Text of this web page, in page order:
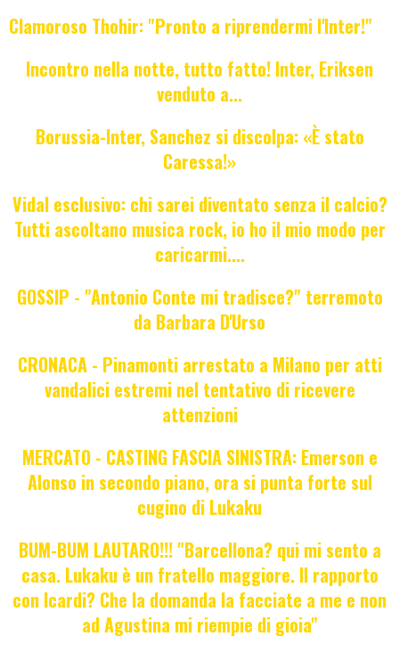
Clamoroso Thohir: "Pronto a riprendermi l'Inter!"
Incontro nella notte, tutto fatto! Inter, Eriksen
venduto a...
Borussia-Inter, Sanchez si discolpa: «È stato
Caressa!»
Vidal esclusivo: chi sarei diventato senza il calcio?
Tutti ascoltano musica rock, io ho il mio modo per
caricarmi....
GOSSIP - "Antonio Conte mi tradisce?" terremoto
da Barbara D'Urso
CRONACA - Pinamonti arrestato a Milano per atti
vandalici estremi nel tentativo di ricevere
attenzioni
MERCATO - CASTING FASCIA SINISTRA: Emerson e
Alonso in secondo piano, ora si punta forte sul
cugino di Lukaku
BUM-BUM LAUTARO!!! "Barcellona? qui mi sento a
casa. Lukaku è un fratello maggiore. Il rapporto
con Icardi? Che la domanda la facciate a me e non
ad Agustina mi riempie di gioia"